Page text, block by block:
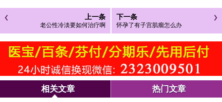
上一条
老公性冷淡要如何治疗啊
下一条
怀孕了有子宫肌瘤怎么办
相关文章 热门文章